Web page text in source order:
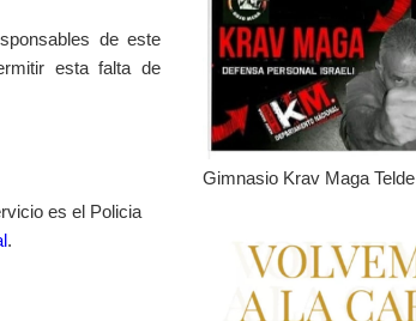
Gimnasio Krav Maga Telde
de este
esta falta de
es el Policia
.